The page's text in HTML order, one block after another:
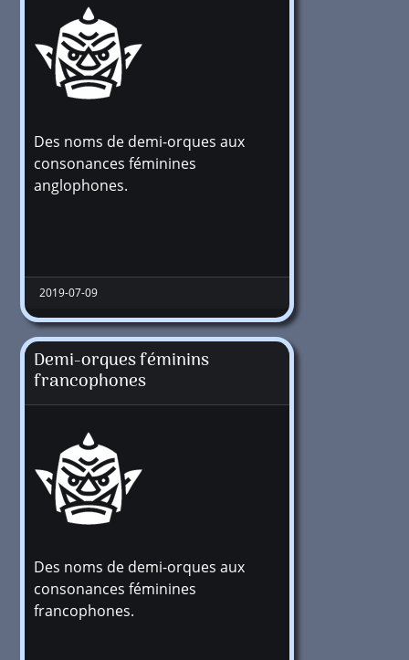
+1 million
Des noms de demi-orques aux
consonances féminines
anglophones.
2019-07-09
Demi-orques féminins
francophones
+1 million
Des noms de demi-orques aux
consonances féminines
francophones.